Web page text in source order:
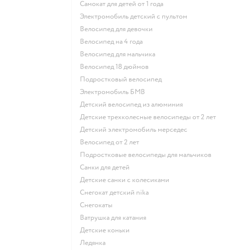
Самокат для детей от 1 года
Электромобиль детский с пультом
Велосипед для девочки
Велосипед на 4 года
Велосипед для мальчика
Велосипед 18 дюймов
Подростковый велосипед
Электромобиль БМВ
Детский велосипед из алюминия
Детские трехколесные велосипеды от 2 лет
Детский электромобиль мерседес
Велосипед от 2 лет
Подростковые велосипеды для мальчиков
Санки для детей
Детские санки с колесиками
Снегокат детский nika
Снегокаты
Ватрушка для катания
Детские коньки
Ледянка